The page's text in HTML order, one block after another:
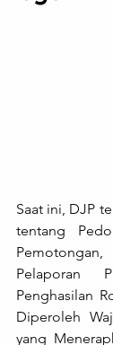
Saat ini, DJP
tentang
Pelaporan
Penghasilan
Diperoleh
yang